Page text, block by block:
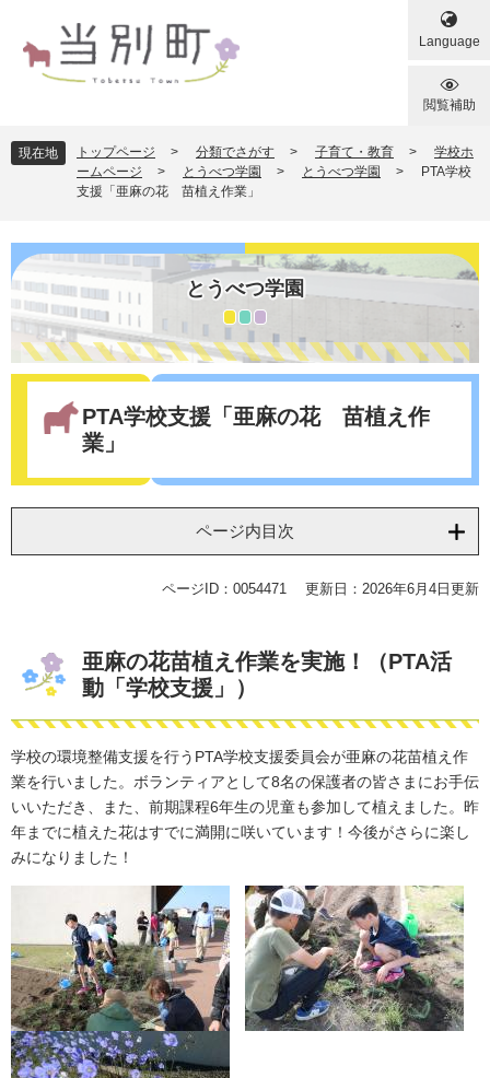
でば
文
Language
閲覧補助
現在地 トップページ > 分類でさがす > 子育て・教育 >
学校ホ
ームページ
> とうべつ学園 > とうべつ学園 >
PTA学校
支援「亜麻の花 苗植え作業」
とうべつ学園
PTA学校支援「亜麻の花 苗植え作
業」
ページ内目次
ページID：0054471 更新日：2026年6月4日更新
亜麻の花苗植え作業を実施！（PTA活
動「学校支援」）
学校の環境整備支援を行うPTA学校支援委員会が亜麻の花苗植え作
業を行いました。ボランティアとして8名の保護者の皆さまにお手伝
いいただき、また、前期課程6年生の児童も参加して植えました。昨
年までに植えた花はすでに満開に咲いています！今後がさらに楽し
みになりました！